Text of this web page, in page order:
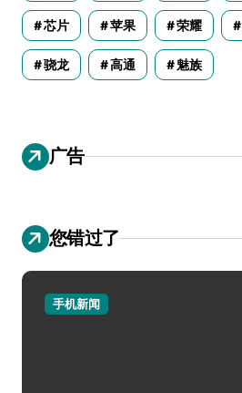
芯片 苹果 荣耀
骁龙 高通 魅族
广告
您错过了
手机新闻